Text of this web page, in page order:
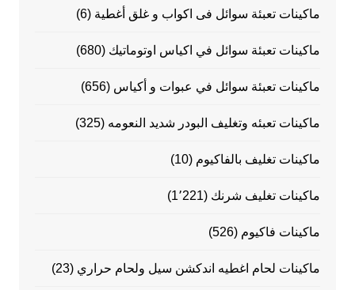
ماكينات تعبئة سوائل فى اكواب و غلق أغطية (6)
ماكينات تعبئة سوائل في اكياس اوتوماتيك (680)
ماكينات تعبئة سوائل في عبوات و أكياس (656)
ماكينات تعبئه وتغليف البودر شديد النعومه (325)
ماكينات تغليف بالفاكيوم (10)
ماكينات تغليف شرنك (1٬221)
ماكينات فاكيوم (526)
ماكينات لحام اغطيه اندكشن سيل ولحام حراري (23)